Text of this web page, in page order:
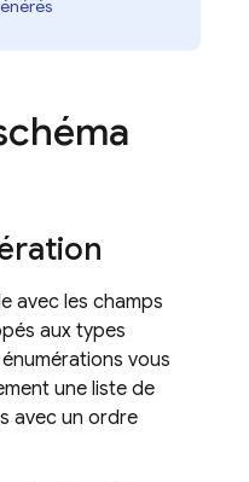
avec les champs
aux types
vous
une liste de
avec un ordre